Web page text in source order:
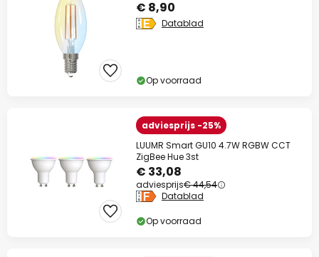
€ 8,90
Datablad
Op voorraad
adviesprijs -25%
LUUMR Smart GU10 4.7W RGBW CCT
ZigBee Hue 3st
€ 33,08
adviesprijs€ 44,54
Datablad
Op voorraad